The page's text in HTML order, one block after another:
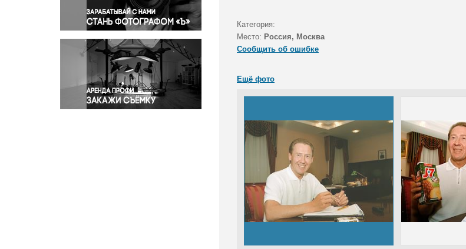
Происшествия и конфликты
Религия
Светская жизнь
Спорт
Экология
Экономика и бизнес
Категория:
Место: Россия, Москва
Сообщить об ошибке
Ещё фото